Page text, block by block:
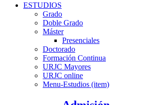
ESTUDIOS
Grado
Doble Grado
Máster
Presenciales
Doctorado
Formación Continua
URJC Mayores
URJC online
Menu-Estudios (item)